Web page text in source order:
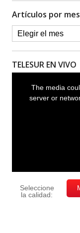
Artículos por mes
TELESUR EN VIVO